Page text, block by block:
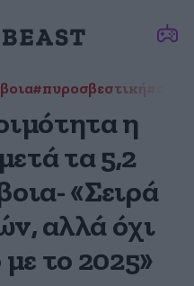
#πυροσβεστική
η
τα 5,2
«Σειρά
αλλά όχι
το 2025»